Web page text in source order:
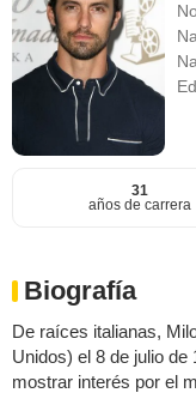
31
años de carrera
Biografía
De raíces italianas,
Unidos) el 8 de julio
mostrar interés por el